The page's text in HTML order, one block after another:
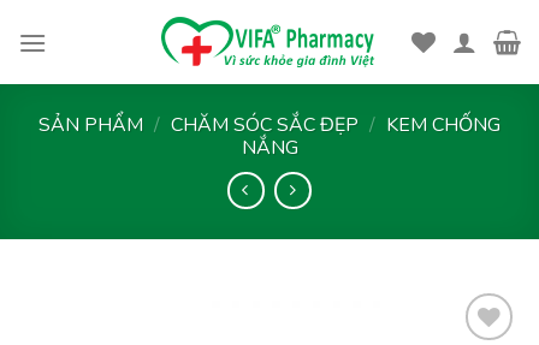
SẢN PHẨM / CHĂM SÓC SẮC ĐẸP / KEM CHỐNG
NẮNG